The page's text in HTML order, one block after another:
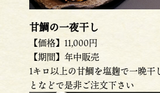
甘鯛の一夜干し
【価格】11,000円
【期間】年中販売
1キロ以上の甘鯛を塩麹で一晩
となどで是非ご注文下さい